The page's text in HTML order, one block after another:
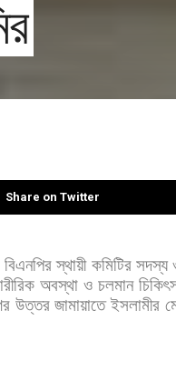
Share on Twitter
বিএনপির স্থায়ী কমিটির সদস্য
অবস্থা ও চলমান
উত্তর জামায়াতে ইসলামীর